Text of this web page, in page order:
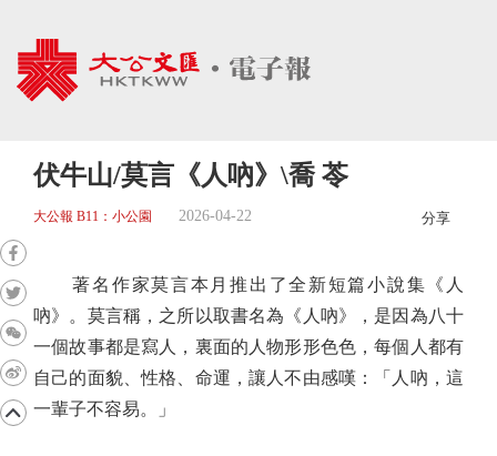
伏牛山/莫言《人吶》\喬 苓
大公報 B11：小公園 2026-04-22 分享
著名作家莫言本月推出了全新短篇小說集《人
吶》。莫言稱，之所以取書名為《人吶》，是因為八十
一個故事都是寫人，裏面的人物形形色色，每個人都有
自己的面貌、性格、命運，讓人不由感嘆：「人吶，這
一輩子不容易。」